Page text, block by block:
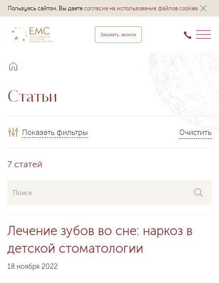
Пользуясь сайтом, Вы даетесогласие на использование файлов cookies
Заказать звонок
Статьи
Показать фильтры Очистить
7 статей
Поиск
Лечение зубов во сне: наркоз в
детской стоматологии
18 ноября 2022